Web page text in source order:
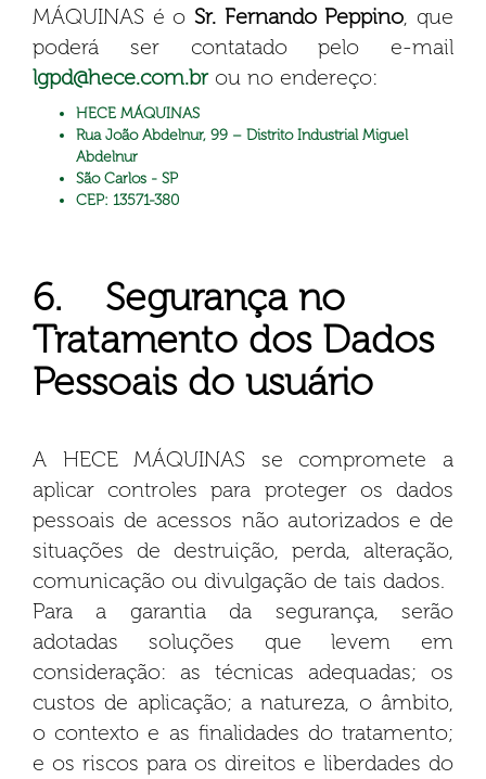
MÁQUINAS é o Sr. Fernando Peppino, que
poderá ser contatado pelo e-mail
lgpd@hece.com.brou no endereço:
HECE MÁQUINAS
Rua João Abdelnur, 99 – Distrito Industrial Miguel
Abdelnur
São Carlos - SP
CEP: 13571-380
6. Segurança no
Tratamento dos Dados
Pessoais do usuário
A HECE MÁQUINAS se compromete a
aplicar controles para proteger os dados
pessoais de acessos não autorizados e de
situações de destruição, perda, alteração,
comunicação ou divulgação de tais dados.
Para a garantia da segurança, serão
adotadas soluções que levem em
consideração: as técnicas adequadas; os
custos de aplicação; a natureza, o âmbito,
o contexto e as finalidades do tratamento;
e os riscos para os direitos e liberdades do